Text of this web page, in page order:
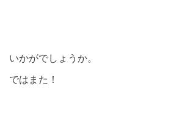
いかがでしょうか。
ではまた！